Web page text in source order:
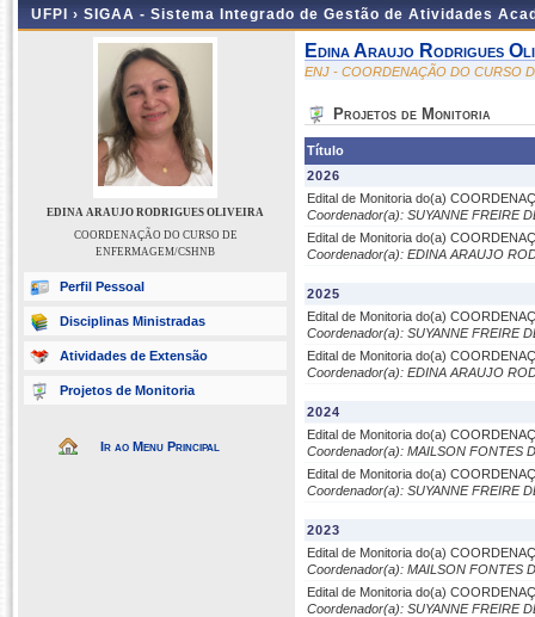
UFPI › SIGAA - Sistema Integrado de Gestão de Atividades
EDINA ARAUJO RODRIGUES OLIVEIRA
COORDENAÇÃO DO CURSO DE
ENFERMAGEM/CSHNB
Perfil Pessoal
Disciplinas Ministradas
Atividades de Extensão
Projetos de Monitoria
Ir ao Menu Principal
Edina Araujo Rodrigues
ENJ - COORDENAÇÃO DO CURSO
Projetos de Monitoria
Título
2026
Edital de Monitoria do(a)
Coordenador(a): SUYANNE FREIRE
Edital de Monitoria do(a)
Coordenador(a): EDINA ARAUJO
2025
Edital de Monitoria do(a)
Coordenador(a): SUYANNE FREIRE
Edital de Monitoria do(a)
Coordenador(a): EDINA ARAUJO
2024
Edital de Monitoria do(a)
Coordenador(a): MAILSON FONTES
Edital de Monitoria do(a)
Coordenador(a): SUYANNE FREIRE
2023
Edital de Monitoria do(a)
Coordenador(a): MAILSON FONTES
Edital de Monitoria do(a)
Coordenador(a): SUYANNE FREIRE